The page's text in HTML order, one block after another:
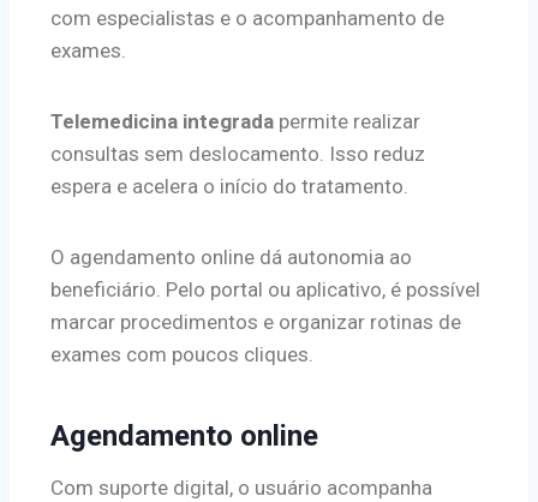
com especialistas e o acompanhamento de
exames.
Telemedicina integrada permite realizar
consultas sem deslocamento. Isso reduz
espera e acelera o início do tratamento.
O agendamento online dá autonomia ao
beneficiário. Pelo portal ou aplicativo, é possível
marcar procedimentos e organizar rotinas de
exames com poucos cliques.
Agendamento online
Com suporte digital, o usuário acompanha